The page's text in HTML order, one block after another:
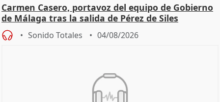
Carmen Casero, portavoz del equipo de Gobierno
de Málaga tras la salida de Pérez de Siles
Sonido Totales 04/08/2026